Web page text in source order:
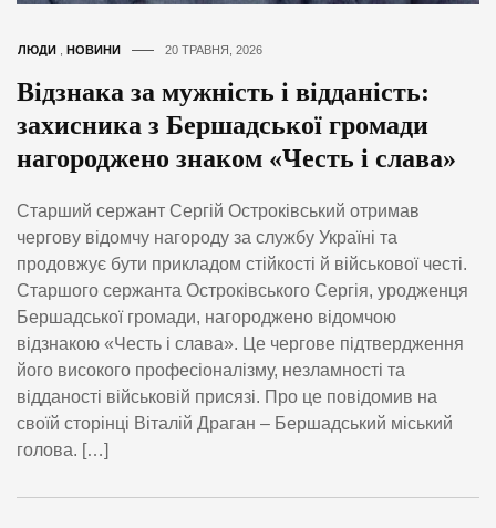
ЛЮДИ НОВИНИ 20 ТРАВНЯ, 2026
Відзнака за мужність і відданість:
захисника з Бершадської громади
нагороджено знаком «Честь і слава»
Старший сержант Сергій Остроківський отримав
чергову відомчу нагороду за службу Україні та
продовжує бути прикладом стійкості й військової честі.
Старшого сержанта Остроківського Сергія, уродженця
Бершадської громади, нагороджено відомчою
відзнакою «Честь і слава». Це чергове підтвердження
його високого професіоналізму, незламності та
відданості військовій присязі. Про це повідомив на
своїй сторінці Віталій Драган – Бершадський міський
голова. […]